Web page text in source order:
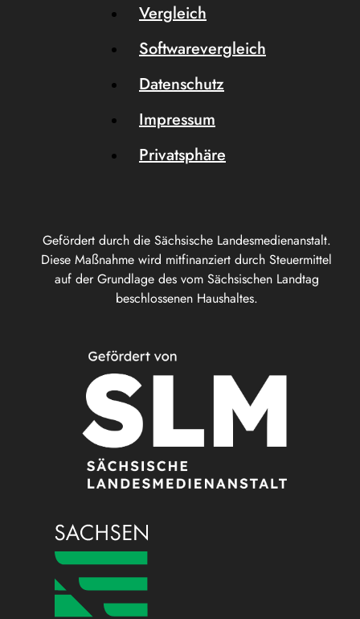
Gefördert durch die Sächsische Landesmedienanstalt.
Diese Maßnahme wird mitfinanziert durch Steuermittel
auf der Grundlage des vom Sächsischen Landtag
beschlossenen Haushaltes.
Vergleich
Softwarevergleich
Datenschutz
Impressum
Privatsphäre